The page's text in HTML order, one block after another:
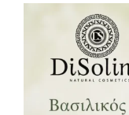
24h Κρέμα